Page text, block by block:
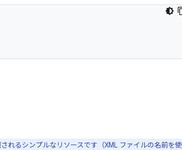
れるシンプルなリソースです（XML ファイルの名前を使